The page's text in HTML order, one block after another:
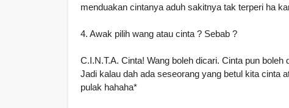
menduakan cintanya aduh sakitnya tak terperi ha
4. Awak pilih wang atau cinta ? Sebab ?
C.I.N.T.A. Cinta! Wang boleh dicari. Cinta pun
Jadi kalau dah ada seseorang yang betul kita cinta
pulak hahaha*